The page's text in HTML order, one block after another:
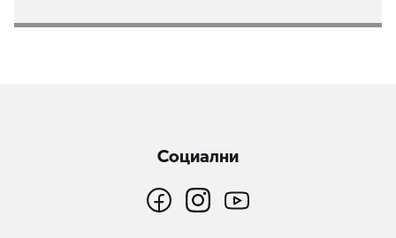
Социални